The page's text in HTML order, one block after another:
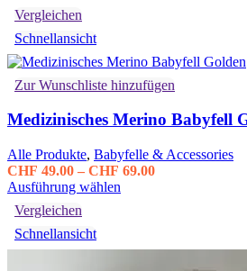
Varianten
auf.
Die
können
der
Produktseite
Vergleichen
Schnellansicht
Zur Wunschliste hinzufügen
Medizinisches Merino Babyfell
Alle Produkte, Babyfelle & Accessories
CHF 49.00 – CHF 69.00Preisspanne:
Ausführung wählen
Varianten
Vergleichen
Schnellansicht